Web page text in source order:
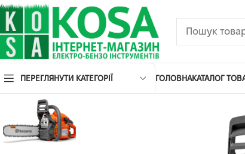
ПЕРЕГЛЯНУТИ КАТЕГОРІЇ ГОЛОВНАКАТАЛОГ